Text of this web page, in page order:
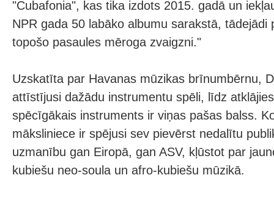
"Cubafonia", kas tika izdots 2015. gadā un
NPR gada 50 labāko albumu sarakstā, tādejādi
topošo pasaules mēroga zvaigzni."
Uzskatīta par Havanas mūzikas brīnumbērnu,
attīstījusi dažādu instrumentu spēli, līdz
spēcīgākais instruments ir viņas pašas balss.
māksliniece ir spējusi sev pievērst nedalītu
uzmanību gan Eiropā, gan ASV, kļūstot par
kubiešu neo-soula un afro-kubiešu mūzikā.